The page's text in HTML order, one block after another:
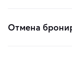
Отмена